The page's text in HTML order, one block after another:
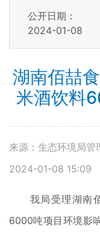
公开日期：
2024-01-08
湖南佰喆
米酒饮料
来源：生态环境局管
2024-01-08 15:09
我局受理湖南佰
6000吨项目环境影